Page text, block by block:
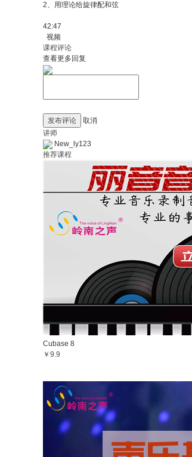
2、用理论给旋律配和弦
42:47
视频
课程评论
查看更多回复
发布评论
取消
讲师
New_ly123
推荐课程
Cubase 8
￥9.9